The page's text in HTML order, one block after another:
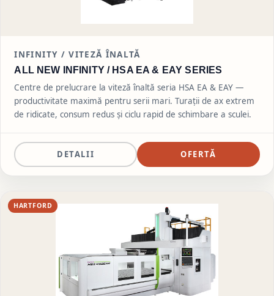
INFINITY /VITEZĂ ÎNALTĂ
ALL NEW INFINITY / HSA EA & EAY SERIES
Centre de prelucrare la viteză înaltă seria HSA EA & EAY —
productivitate maximă pentru serii mari. Turații de ax extrem
de ridicate, consum redus și ciclu rapid de schimbare a sculei.
DETALII OFERTĂ
HARTFORD